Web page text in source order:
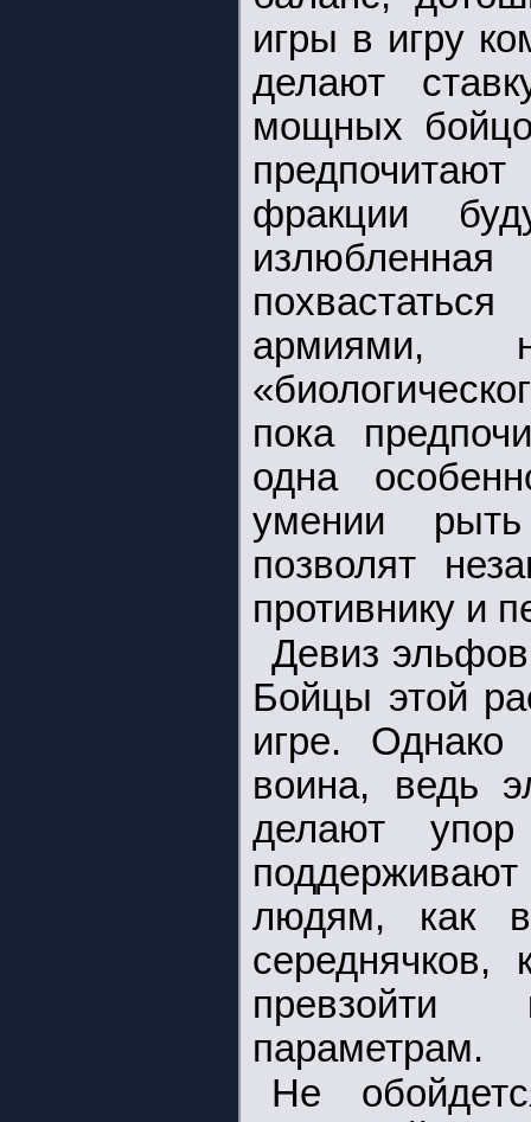
игры в игру
делают
мощных
фракции
армиями,
пока
одна
умении
позволят
противнику и
Девиз
Бойцы этой
игре. Однако
воина, ведь
делают
людям, как
превзойти
параметрам.
Не